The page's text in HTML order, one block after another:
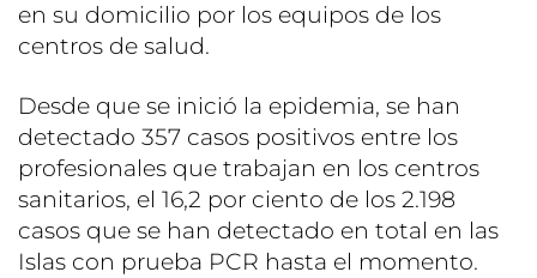
en su domicilio por los equipos de los
centros de salud.
Desde que se inició la epidemia, se han
detectado 357 casos positivos entre los
profesionales que trabajan en los centros
sanitarios, el 16,2 por ciento de los 2.198
casos que se han detectado en total en las
Islas con prueba PCR hasta el momento.